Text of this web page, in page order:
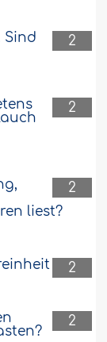
der Lage
20-2-2017
läuft
leide
ob wir
es
2
Sind
2
2
liest?
2
2